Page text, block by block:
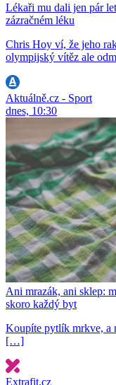
Lékaři mu dali jen pár
zázračném léku
Chris Hoy ví, že jeho
olympijský vítěz ale
Aktuálně.cz - Sport
dnes, 10:30
Ani mrazák, ani sklep:
skoro každý byt
Koupíte pytlík mrkve, a
[…]
Extrafit.cz